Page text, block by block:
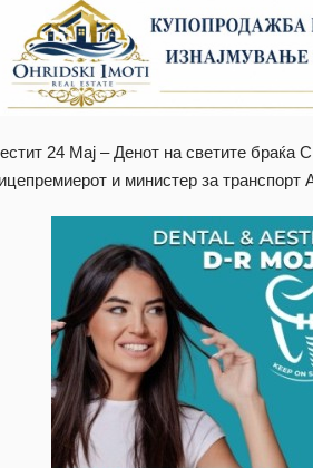
24 Мај – Денот на светите браќа
и министер за транспорт